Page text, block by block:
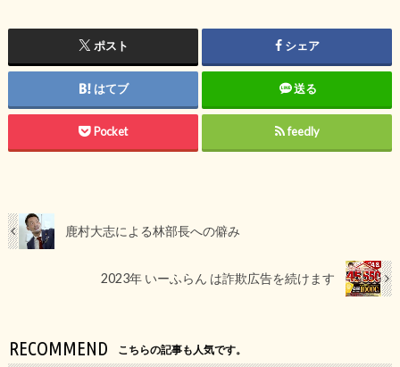
ポスト シェア
はてブ 送る
Pocket feedly
鹿村大志による林部長への僻み
2023年 いーふらん は詐欺広告を続けます
RECOMMEND こちらの記事も人気です。